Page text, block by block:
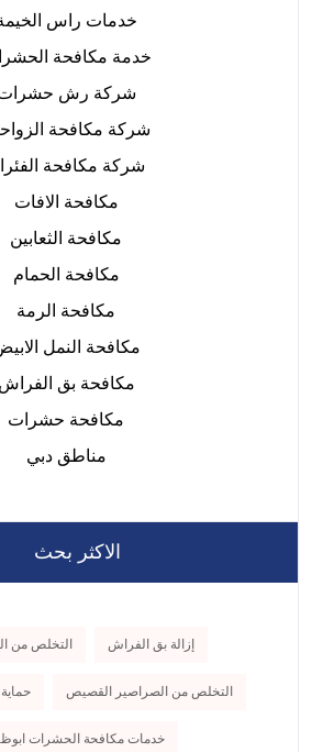
خدمات راس
خدمة مكافحة
شركة رش
شركة مكافحة
شركة مكافحة
مكافحة الافات
مكافحة الثعابين
مكافحة الحمام
مكافحة الرمة
مكافحة النمل
مكافحة بق الفراش
مكافحة حشرات
مناطق دبي
الاكثر بحث
إزالة بق الفراش التخلص من
التخلص من الصراصير القصيص
خدمات مكافحة الحشرات